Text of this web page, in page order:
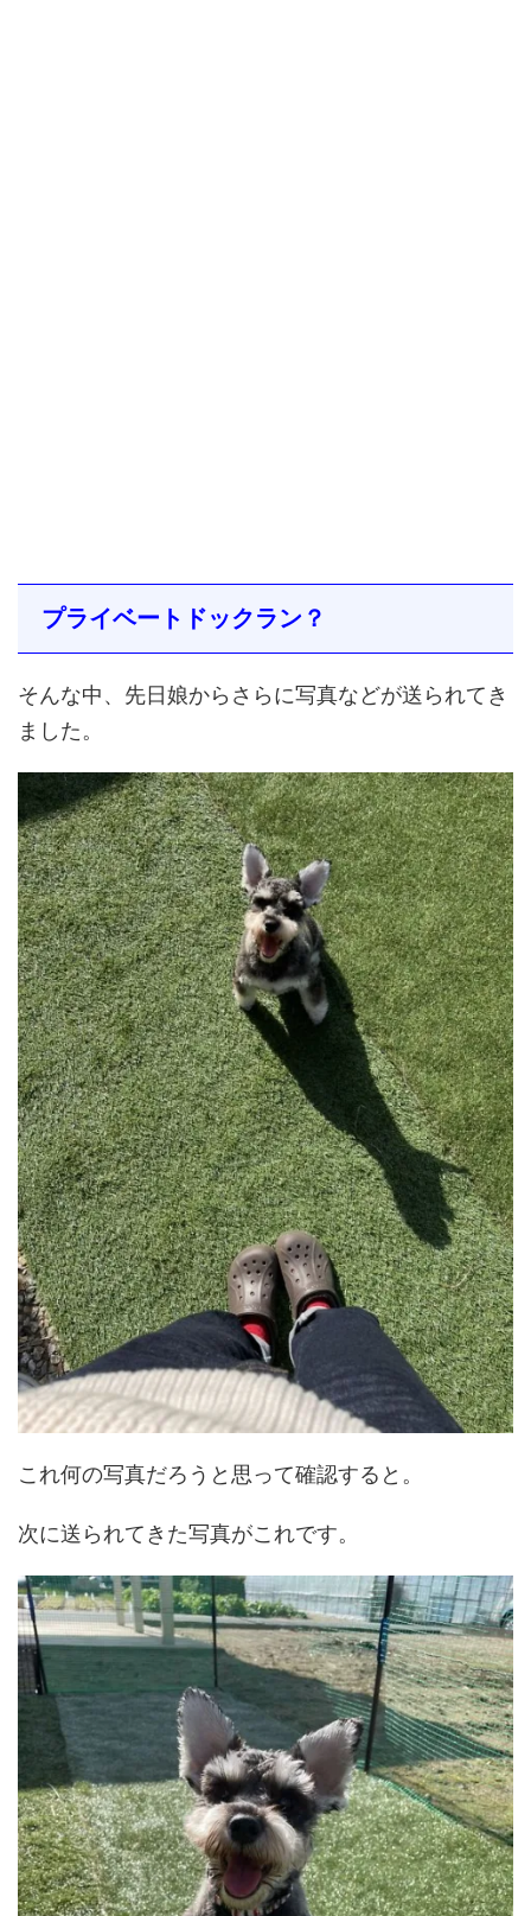
プライベートドックラン？
そんな中、先日娘からさらに写真などが送られてき
ました。
これ何の写真だろうと思って確認すると。
次に送られてきた写真がこれです。